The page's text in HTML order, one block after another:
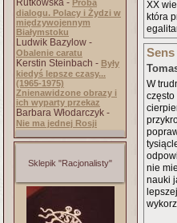
Rutkowska - Próba
dialogu. Polacy i Żydzi w
międzywojennym
Białymstoku
Ludwik Bazylow -
Obalenie caratu
Kerstin Steinbach - Były
kiedyś lepsze czasy...
(1965-1975)
Znienawidzone obrazy i
ich wyparty przekaz
Barbara Włodarczyk -
Nie ma jednej Rosji
Sklepik "Racjonalisty"
XX
która
W
często
nie
nauki